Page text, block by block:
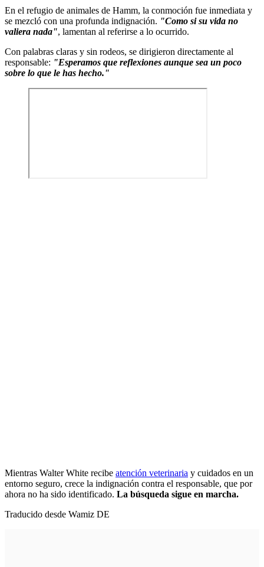
En el refugio de animales de Hamm, la conmoción fue inmediata y
se mezcló con una profunda indignación. "Como si su vida no
valiera nada", lamentan al referirse a lo ocurrido.
Con palabras claras y sin rodeos, se dirigieron directamente al
responsable: "Esperamos que reflexiones aunque sea un poco
sobre lo que le has hecho."
Mientras Walter White recibe atención veterinaria y cuidados en un
entorno seguro, crece la indignación contra el responsable, que por
ahora no ha sido identificado. La búsqueda sigue en marcha.
Traducido desde Wamiz DE